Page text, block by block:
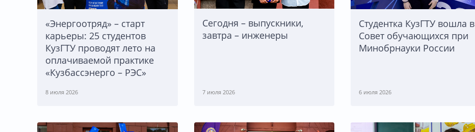
«Энергоотряд» – старт
карьеры: 25 студентов
КузГТУ проводят лето на
оплачиваемой практике
«Кузбассэнерго – РЭС»
8 июля 2026
Сегодня – выпускники,
завтра – инженеры
7 июля 2026
Студентка КузГТУ вошла в
Совет обучающихся при
Минобрнауки России
6 июля 2026